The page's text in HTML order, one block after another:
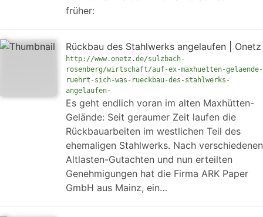
früher:
Rückbau des Stahlwerks angelaufen | Onetz
http://www.onetz.de/sulzbach-
rosenberg/wirtschaft/auf-ex-maxhuetten-gelaende-
ruehrt-sich-was-rueckbau-des-stahlwerks-
angelaufen-
Es geht endlich voran im alten Maxhütten-
Gelände: Seit geraumer Zeit laufen die
Rückbauarbeiten im westlichen Teil des
ehemaligen Stahlwerks. Nach verschiedenen
Altlasten-Gutachten und nun erteilten
Genehmigungen hat die Firma ARK Paper
GmbH aus Mainz, ein…